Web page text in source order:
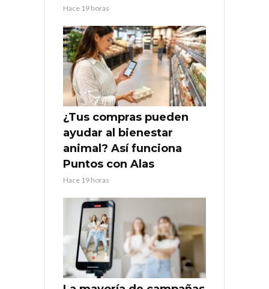
Hace 19 horas
¿Tus compras pueden
ayudar al bienestar
animal? Así funciona
Puntos con Alas
Hace 19 horas